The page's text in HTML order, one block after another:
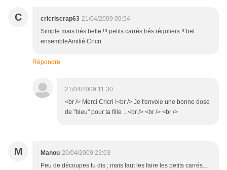
C cricriscrap63 21/04/2009 09:54
Simple mais trés belle !!! petits carrés trés réguliers !! bel
ensembleAmitié.Cricri
Répondre
21/04/2009 11:30
<br /> Merci Cricri !<br /> Je t'envoie une bonne dose
de "bleu" pour ta fille ...<br /> <br /> <br />
M Manou 20/04/2009 23:03
Peu de découpes tu dis ; mais faut les faire les petits carrés...